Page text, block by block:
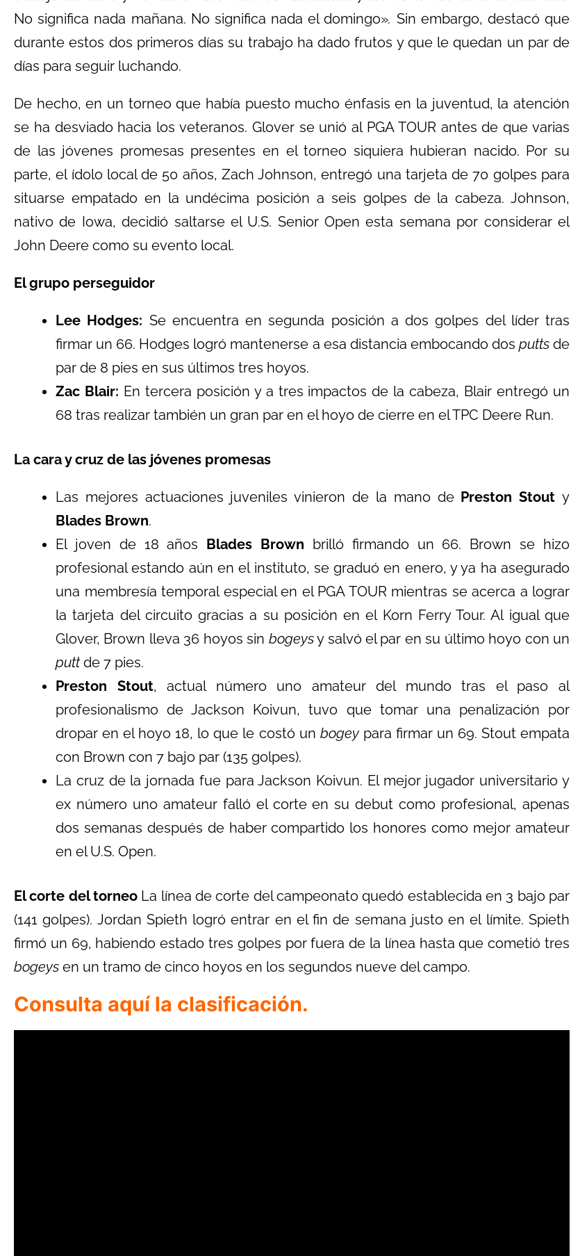
No significa nada mañana. No significa nada el domingo». Sin embargo, destacó que
durante estos dos primeros días su trabajo ha dado frutos y que le quedan un par de
días para seguir luchando.
De hecho, en un torneo que había puesto mucho énfasis en la juventud, la atención
se ha desviado hacia los veteranos. Glover se unió al PGA TOUR antes de que varias
de las jóvenes promesas presentes en el torneo siquiera hubieran nacido. Por su
parte, el ídolo local de 50 años, Zach Johnson, entregó una tarjeta de 70 golpes para
situarse empatado en la undécima posición a seis golpes de la cabeza. Johnson,
nativo de Iowa, decidió saltarse el U.S. Senior Open esta semana por considerar el
John Deere como su evento local.
El grupo perseguidor
Lee Hodges: Se encuentra en segunda posición a dos golpes del líder tras
firmar un 66. Hodges logró mantenerse a esa distancia embocando dos puttsde
par de 8 pies en sus últimos tres hoyos.
Zac Blair: En tercera posición y a tres impactos de la cabeza, Blair entregó un
68 tras realizar también un gran par en el hoyo de cierre en el TPC Deere Run.
La cara y cruz de las jóvenes promesas
Las mejores actuaciones juveniles vinieron de la mano de Preston Stouty
Blades Brown.
El joven de 18 años Blades Brown brilló firmando un 66. Brown se hizo
profesional estando aún en el instituto, se graduó en enero, y ya ha asegurado
una membresía temporal especial en el PGA TOUR mientras se acerca a lograr
la tarjeta del circuito gracias a su posición en el Korn Ferry Tour. Al igual que
Glover, Brown lleva 36 hoyos sin bogeysy salvó el par en su último hoyo con un
puttde 7 pies.
Preston Stout, actual número uno amateur del mundo tras el paso al
profesionalismo de Jackson Koivun, tuvo que tomar una penalización por
dropar en el hoyo 18, lo que le costó un bogeypara firmar un 69. Stout empata
con Brown con 7 bajo par (135 golpes).
La cruz de la jornada fue para Jackson Koivun. El mejor jugador universitario y
ex número uno amateur falló el corte en su debut como profesional, apenas
dos semanas después de haber compartido los honores como mejor amateur
en el U.S. Open.
El corte del torneo La línea de corte del campeonato quedó establecida en 3 bajo par
(141 golpes). Jordan Spieth logró entrar en el fin de semana justo en el límite. Spieth
firmó un 69, habiendo estado tres golpes por fuera de la línea hasta que cometió tres
bogeys en un tramo de cinco hoyos en los segundos nueve del campo.
Consulta aquí la clasificación.